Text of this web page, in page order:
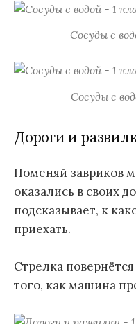
Сосуды с
Сосуды с
Дороги и
Поменяй завриков
оказались в своих
подсказывает, к
приехать.
Стрелка
того, как машина